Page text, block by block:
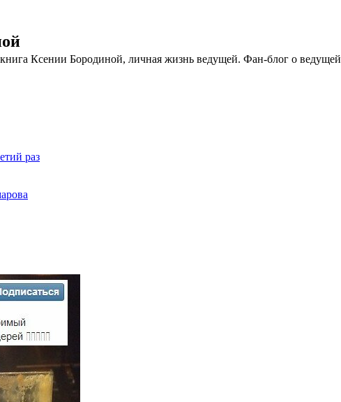
Ксении Бородиной, личная жизнь ведущей. Фан-блог о ведущей
раз